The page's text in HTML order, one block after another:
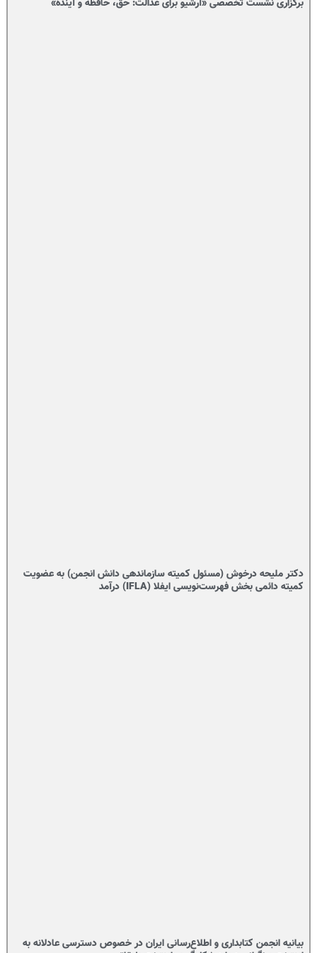
برگزاری نشست تخصصی «آرشیو برای عدالت: حق، حافظه و آینده»
دکتر ملیحه درخوش (مسئول کمیته سازماندهی دانش انجمن) به عضویت
کمیته دائمی بخش فهرست‌نویسی ایفلا (IFLA) درآمد
بیانیه انجمن کتابداری و اطلاع‌رسانی ایران در خصوص دسترسی عادلانه به